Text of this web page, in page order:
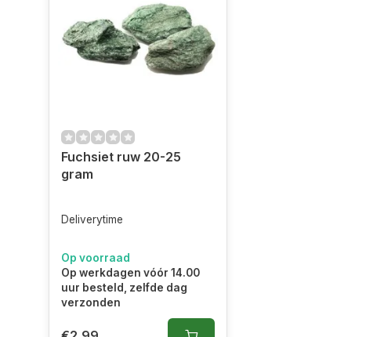
Fuchsiet ruw 20-25
gram
Deliverytime
Op voorraad
Op werkdagen vóór 14.00
uur besteld, zelfde dag
verzonden